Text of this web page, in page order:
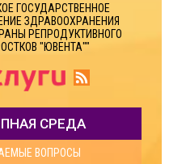
ГОСУДАРСТВЕННОЕ
ЗДРАВООХРАНЕНИЯ
РЕПРОДУКТИВНОГО
"ЮВЕНТА""
СРЕДА
ВОПРОСЫ